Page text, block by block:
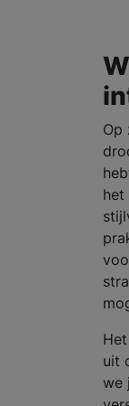
Op
het
uit
we